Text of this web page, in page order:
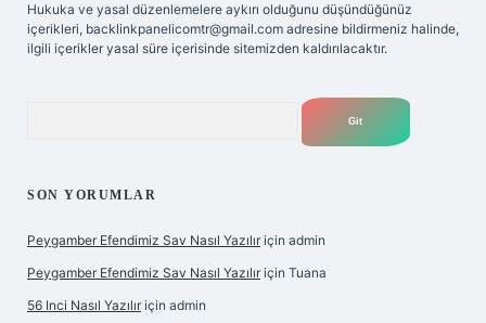
Hukuka ve yasal düzenlemelere aykırı olduğunu düşündüğünüz
içerikleri, backlinkpanelicomtr@gmail.com adresine bildirmeniz halinde,
ilgili içerikler yasal süre içerisinde sitemizden kaldırılacaktır.
SON YORUMLAR
Peygamber Efendimiz Sav Nasıl Yazılır için admin
Peygamber Efendimiz Sav Nasıl Yazılır için Tuana
56 Inci Nasıl Yazılır için admin